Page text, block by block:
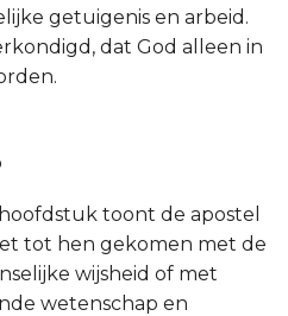
getuigenis en arbeid.
dat God alleen in
toont de apostel
tot hen gekomen met de
wijsheid of met
wetenschap en